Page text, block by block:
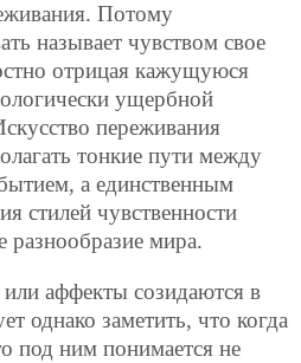
Потому
называет чувством свое
отрицая кажущуюся
ущербной
переживания
тонкие пути между
а единственным
стилей чувственности
разнообразие мира.
аффекты созидаются в
однако заметить, что когда
под ним понимается не